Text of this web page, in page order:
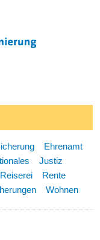
Ehrenamt
Justiz
Reiserei
Rente
Wohnen